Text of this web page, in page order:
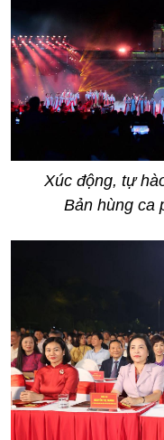
Xúc động, tự
Bản hùng ca